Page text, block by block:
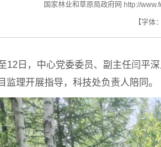
国家林业和草原局政府网 http://
【字体
12日，中心党委委员、副主任闫平
监理开展指导，科技处负责人陪同。